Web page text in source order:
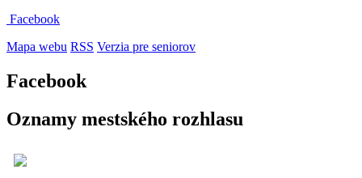
Facebook
Mapa webu RSS Verzia pre seniorov
Facebook
Oznamy mestského rozhlasu